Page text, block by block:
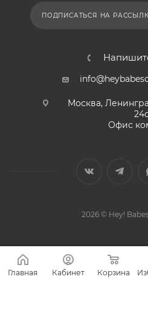
ПОДПИСАТЬСЯ НА
Москва,
Офис
2026 © Hey!
Главная Кабинет Корзина